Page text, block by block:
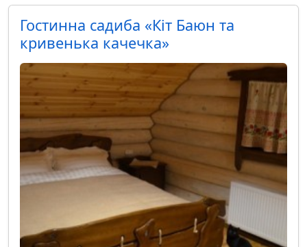
Гостинна садиба «Кіт Баюн та
кривенька качечка»